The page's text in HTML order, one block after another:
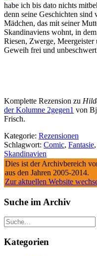
habe ich bis dato nichts
denn seine Geschichten
Mädchen, das mit seiner
Skandinaviens wohnt, in
Riesen, Zwerge,
Geweih frei und
Komplette Rezension zu
der Kolumne 2gegen1 von
Frisch.
Kategorie: Rezensionen
Schlagwort: Comic, Fantasie,
Skandinavien
Dies ist der Archivbereich
aus den Jahren 2005-2014.
Zur aktuellen Website
Suche im Archiv
Suche
Kategorien